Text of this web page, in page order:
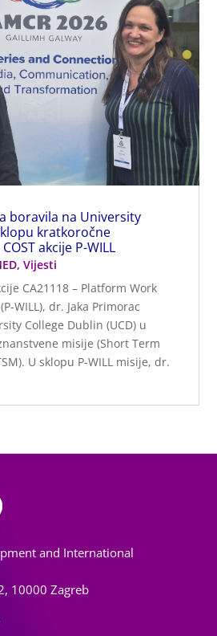
boravila na University
kratkoročne
akcije P-WILL
,Vijesti
CA21118 – Platform Work
WILL), dr. Jaka Primorac
College Dublin (UCD) u
misije (Short Term
U sklopu P-WILL misije, dr.
and International
10000 Zagreb